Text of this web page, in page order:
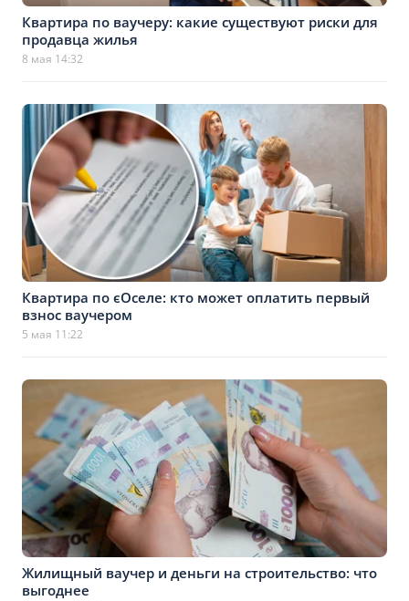
Квартира по ваучеру: какие существуют риски для
продавца жилья
8 мая 14:32
Квартира по єОселе: кто может оплатить первый
взнос ваучером
5 мая 11:22
Жилищный ваучер и деньги на строительство: что
выгоднее